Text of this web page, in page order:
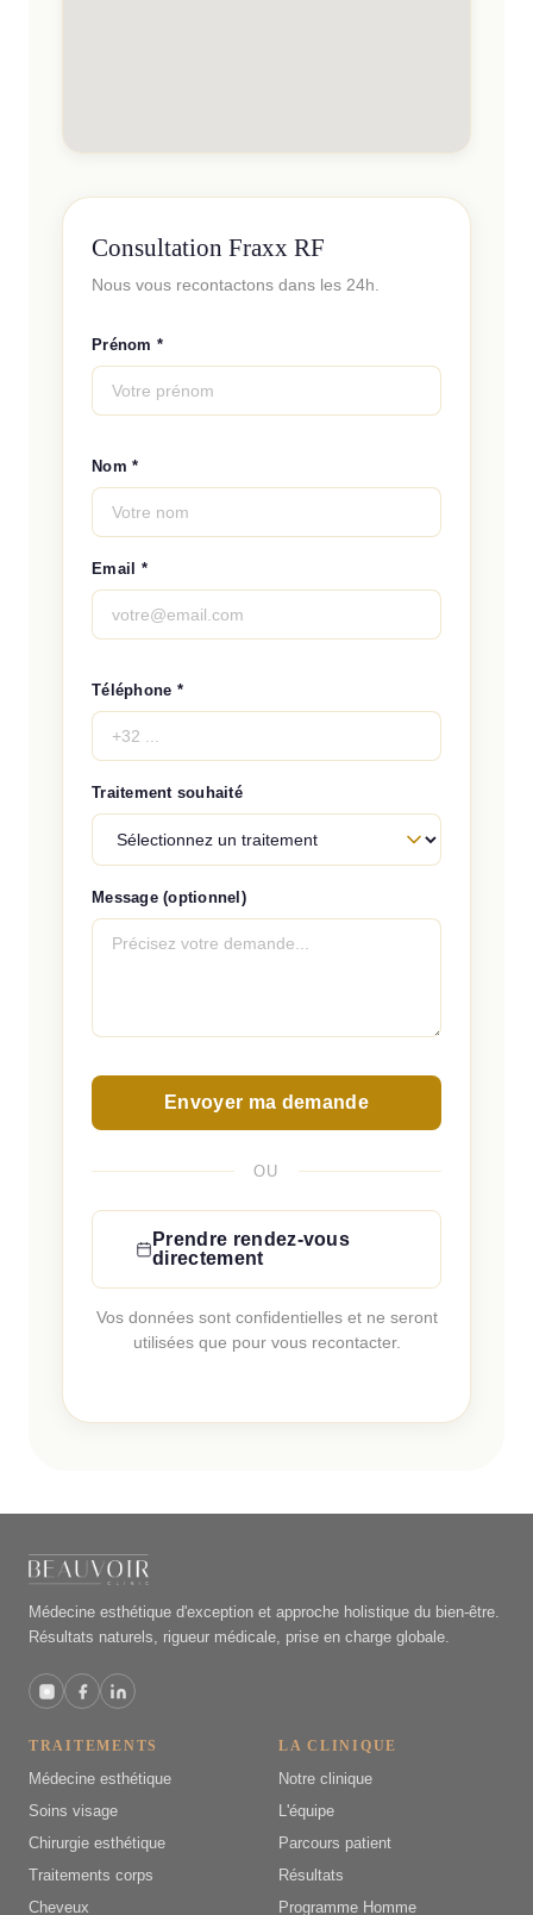
Consultation Fraxx RF
Nous vous recontactons dans les 24h.
Prénom *
Nom *
Email *
Téléphone *
Traitement souhaité
Message (optionnel)
Envoyer ma demande
OU
Prendre rendez-vous
directement
Vos données sont confidentielles et ne seront
utilisées que pour vous recontacter.
Médecine esthétique d'exception et approche holistique du bien-être.
Résultats naturels, rigueur médicale, prise en charge globale.
TRAITEMENTS
Médecine esthétique
Soins visage
Chirurgie esthétique
Traitements corps
Cheveux
LA CLINIQUE
Notre clinique
L'équipe
Parcours patient
Résultats
Programme Homme